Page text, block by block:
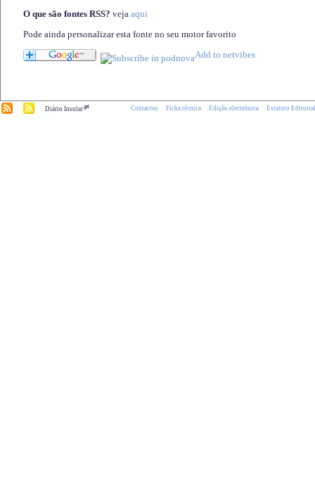
O que são fontes RSS? veja aqui
Pode ainda personalizar esta fonte no seu motor favorito
Diário Insular.pt Contactos Ficha técnica Edição electrónica Estatuto Editorial